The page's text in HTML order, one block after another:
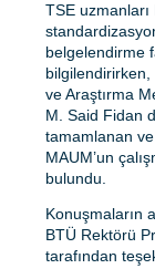
TSE
belgelendirme
ve Araştırma
M. Said Fidan
tamamlanan
MAUM’un
bulundu.
Konuşmaların
BTÜ Rektörü
tarafından